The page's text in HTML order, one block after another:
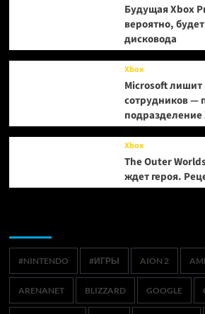
Будущая Xbox
вероятно,
дисковода
Xbox
Microsoft лишит
сотрудников —
подразделение
Xbox
The Outer
ждет героя.
#NINTENDO #ИГРЫ AION 2
ARENANET BLIZZARD GOOGLE